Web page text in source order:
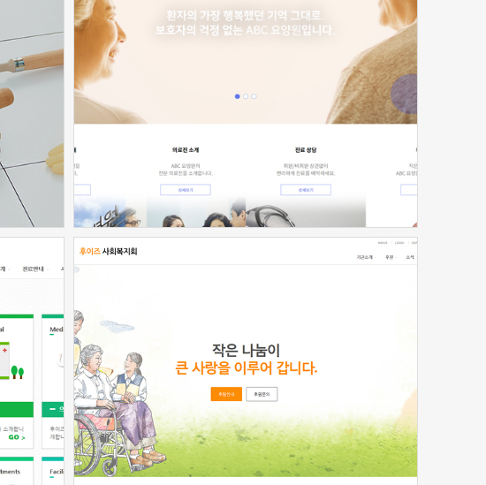
신청하기
신청하기